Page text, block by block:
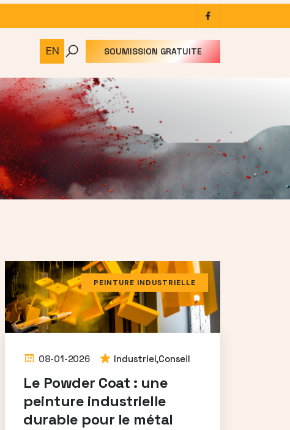
facebook
EN SOUMISSION GRATUITE
PEINTURE INDUSTRIELLE
08-01-2026 Industriel,Conseil
Le Powder Coat : une
peinture industrielle
durable pour le métal